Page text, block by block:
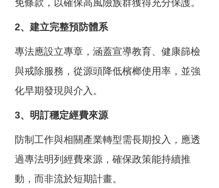
免條款，以確保高風險族群獲得充分保護。
2、建立完整預防體系
專法應設立專章，涵蓋宣導教育、健康篩檢
與戒除服務，從源頭降低檳榔使用率，並強
化早期發現與介入。
3、明訂穩定經費來源
防制工作與相關產業轉型需長期投入，應透
過專法明列經費來源，確保政策能持續推
動，而非流於短期計畫。